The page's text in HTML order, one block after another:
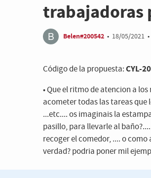
trabajadoras
Belen#200542 • 18/05/2021 •
Código de la propuesta:CYL-
• Que el ritmo de atencion a
acometer todas las tareas que
...etc.... os imaginais la
pasillo, para llevarle al
recoger el comedor, .... o
verdad? podria poner mil